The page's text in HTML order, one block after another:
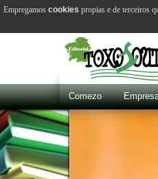
Comezo
Empregamos cookies propias e de terceiros